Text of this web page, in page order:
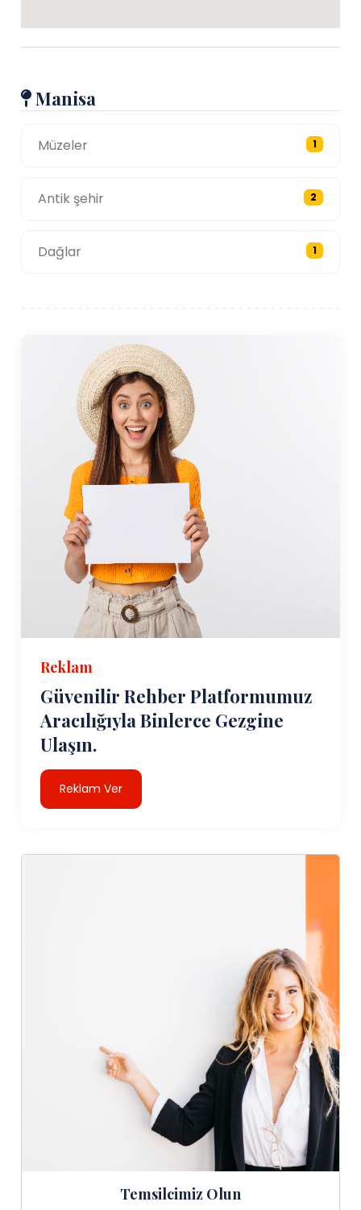
Manisa
Müzeler 1
Antik şehir 2
Dağlar 1
Reklam
Güvenilir Rehber Platformumuz
Aracılığıyla Binlerce Gezgine
Ulaşın.
Reklam Ver
Temsilcimiz Olun